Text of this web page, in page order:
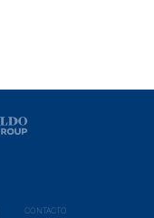
CONTACTO